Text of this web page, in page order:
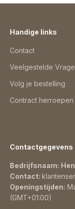
Handige links
Contact
Veelgestelde
Volg je bestelling
Contract herroepen
Contactgegevens
Bedrijfsnaam:
Contact:
Openingstijden:
(GMT+01:00)